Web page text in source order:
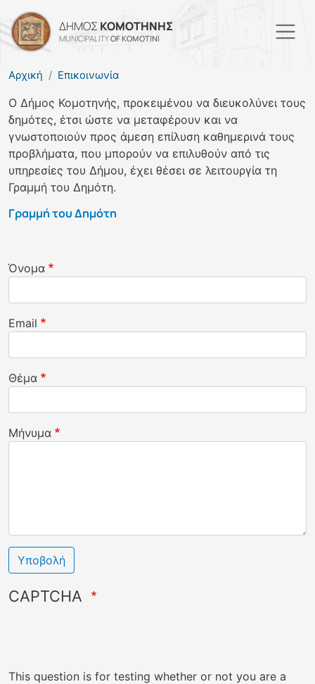
Παράκαμψη προς το
ΔΗΜΟΣΚΟΜΟΤΗΝΗΣ
MUNICIPALITYOF KOMOTINI
Αρχική Επικοινωνία
Ο Δήμος Κομοτηνής, προκειμένου να διευκολύνει τους
δημότες, έτσι ώστε να μεταφέρουν και να
γνωστοποιούν προς άμεση επίλυση καθημερινά τους
προβλήματα, που μπορούν να επιλυθούν από τις
υπηρεσίες του Δήμου, έχει θέσει σε λειτουργία τη
Γραμμή του Δημότη.
Γραμμή του Δημότη
Όνομα
Email
Θέμα
Μήνυμα
Υποβολή
CAPTCHA
This question is for testing whether or not you are a